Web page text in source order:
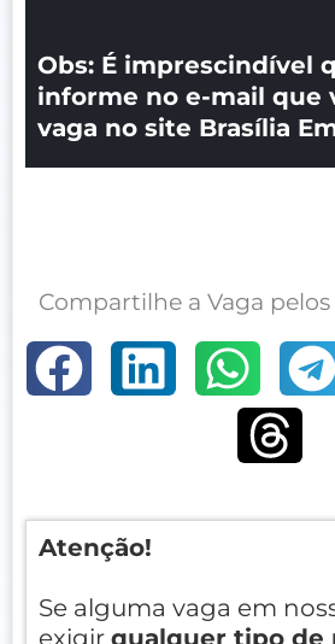
Obs: É imprescindível
informe no e-mail que
vaga no site Brasília
Compartilhe a Vaga
Atenção!
Se alguma vaga em
exigir qualquer tipo de